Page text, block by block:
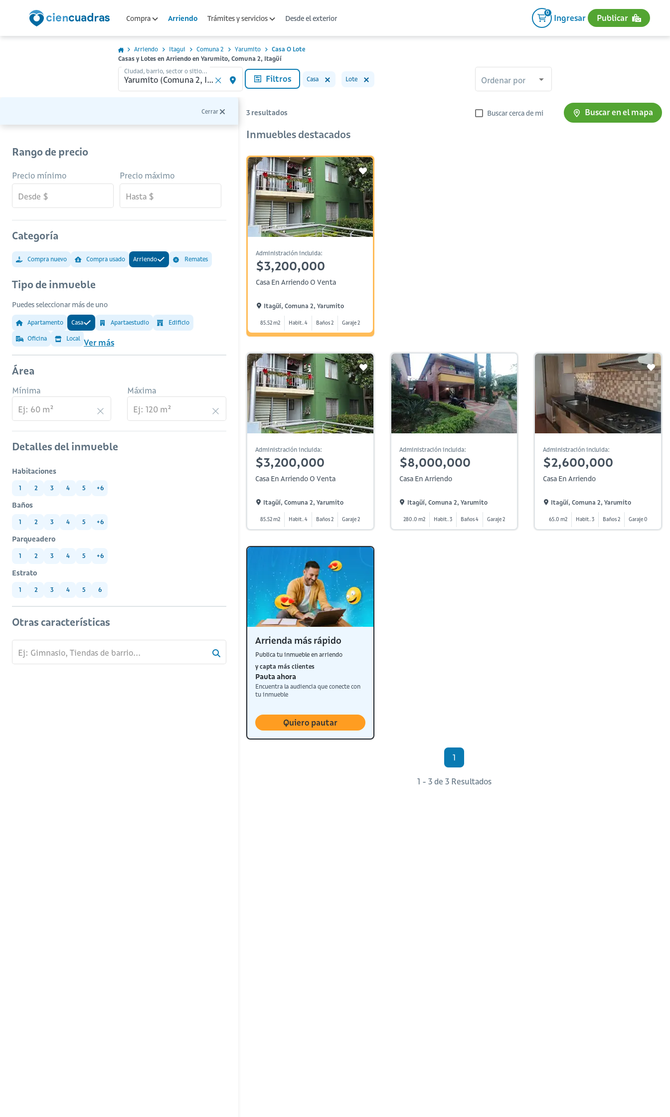
Compra Arriendo Trámites y servicios Desde el exterior
0
Ingresar Publicar
Arriendo Itagui Comuna 2 Yarumito
Casa O Lote
Casas y Lotes en Arriendo en Yarumito, Comuna 2, Itagüí
Ciudad, barrio, sector o sitio...
Filtros Casa Lote Ordenar por
Cerrar
Rango de precio
Precio mínimo Precio máximo
Categoría
Compra nuevo Compra usado Arriendo Remates
Tipo de inmueble
Puedes seleccionar más de uno
Apartamento Casa Apartaestudio Edificio
Oficina Local Ver más
Área
Mínima Máxima
Detalles del inmueble
Habitaciones
1 2 3 4 5 +6
Baños
1 2 3 4 5 +6
Parqueadero
1 2 3 4 5 +6
Estrato
1 2 3 4 5 6
Otras características
3 resultados Buscar cerca de mi Buscar en el mapa
Inmuebles destacados
Administración incluida:
$3,200,000
Casa En Arriendo O Venta
Itagüí, Comuna 2, Yarumito
85.52 m2 Habit. 4 Baños 2 Garaje 2
Administración incluida:
$3,200,000
Casa En Arriendo O Venta
Itagüí, Comuna 2, Yarumito
85.52 m2 Habit. 4 Baños 2 Garaje 2
Administración incluida:
$8,000,000
Casa En Arriendo
Itagüí, Comuna 2, Yarumito
280.0 m2 Habit. 3 Baños 4 Garaje 2
Administración incluida:
$2,600,000
Casa En Arriendo
Itagüí, Comuna 2, Yarumito
65.0 m2 Habit. 3 Baños 2 Garaje 0
Arrienda más rápido
Publica tu inmueble en arriendo
y capta más clientes
Pauta ahora
Encuentra la audiencia que conecte con
tu inmueble
Quiero pautar
1
1 - 3 de 3 Resultados